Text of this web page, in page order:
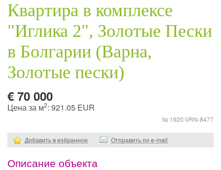
Квартира в комплексе
"Иглика 2", Золотые Пески
в Болгарии (Варна,
Золотые пески)
€ 70 000
Цена за м2: 921.05 EUR
№ 1920-VRN-8477
Добавить в избранное Отправить по e-mail
Описание объекта